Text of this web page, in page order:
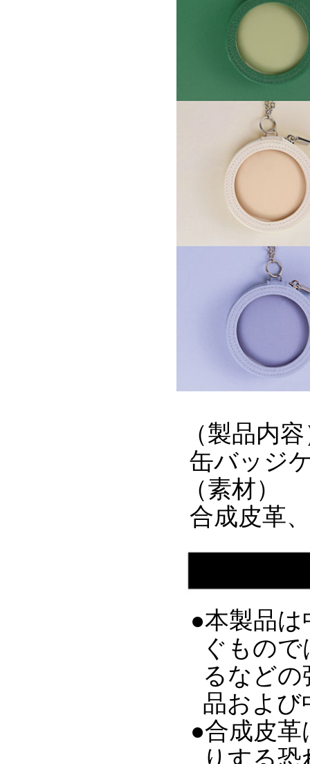
（製品内
缶バッジ
（素材）
合成皮革
●本製品
ぐもの
るなど
品および
●合成皮